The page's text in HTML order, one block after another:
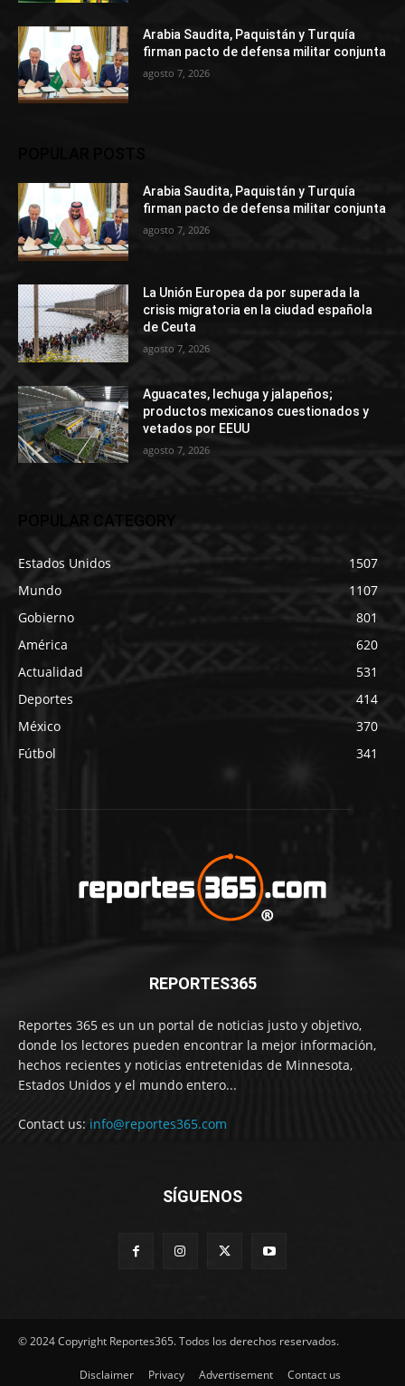
Arabia Saudita, Paquistán y Turquía
firman pacto de defensa militar conjunta
agosto 7, 2026
Arabia Saudita, Paquistán y Turquía
firman pacto de defensa militar conjunta
agosto 7, 2026
La Unión Europea da por superada la
crisis migratoria en la ciudad española
de Ceuta
agosto 7, 2026
Aguacates, lechuga y jalapeños;
productos mexicanos cuestionados y
vetados por EEUU
agosto 7, 2026
POPULAR CATEGORY
Estados Unidos
1507
Mundo
1107
Gobierno
801
América
620
Actualidad
531
Deportes
414
México
370
Fútbol
341
REPORTES365
Reportes 365 es un un portal de noticias justo y objetivo,
donde los lectores pueden encontrar la mejor información,
hechos recientes y noticias entretenidas de Minnesota,
Estados Unidos y el mundo entero...
Contact us: info@reportes365.com
SÍGUENOS
© 2024 Copyright Reportes365. Todos los derechos reservados.
Disclaimer Privacy Advertisement Contact us